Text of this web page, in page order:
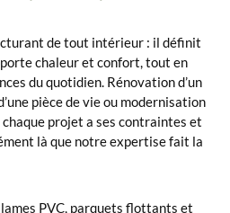
de tout intérieur : il définit
chaleur et confort, tout en
du quotidien. Rénovation d’un
pièce de vie ou modernisation
projet a ses contraintes et
là que notre expertise fait la
PVC, parquets flottants et